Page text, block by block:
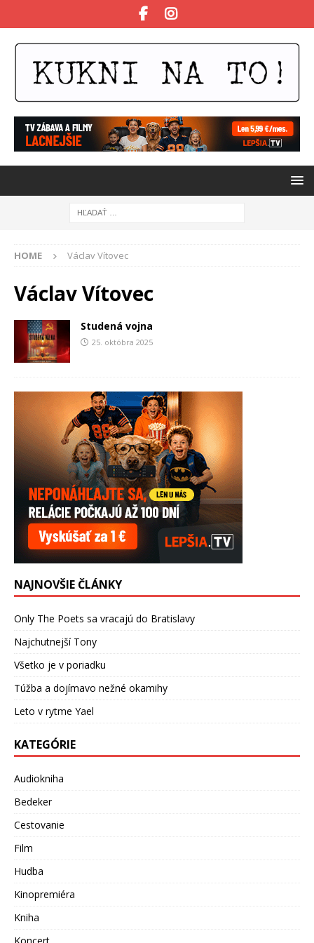
HOME Václav Vítovec
Václav Vítovec
Studená vojna
25. októbra 2025
NAJNOVŠIE ČLÁNKY
Only The Poets sa vracajú do Bratislavy
Najchutnejší Tony
Všetko je v poriadku
Túžba a dojímavo nežné okamihy
Leto v rytme Yael
KATEGÓRIE
Audiokniha
Bedeker
Cestovanie
Film
Hudba
Kinopremiéra
Kniha
Koncert